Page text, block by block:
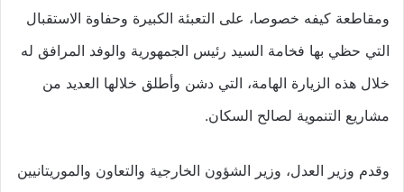
ومقاطعة كيفه خصوصا، على التعبئة الكبيرة وحفاوة الاستقبال
التي حظي بها فخامة السيد رئيس الجمهورية والوفد المرافق له
خلال هذه الزيارة الهامة، التي دشن وأطلق خلالها العديد من
مشاريع التنموية لصالح السكان.
وقدم وزير العدل، وزير الشؤون الخارجية والتعاون والموريتانيين